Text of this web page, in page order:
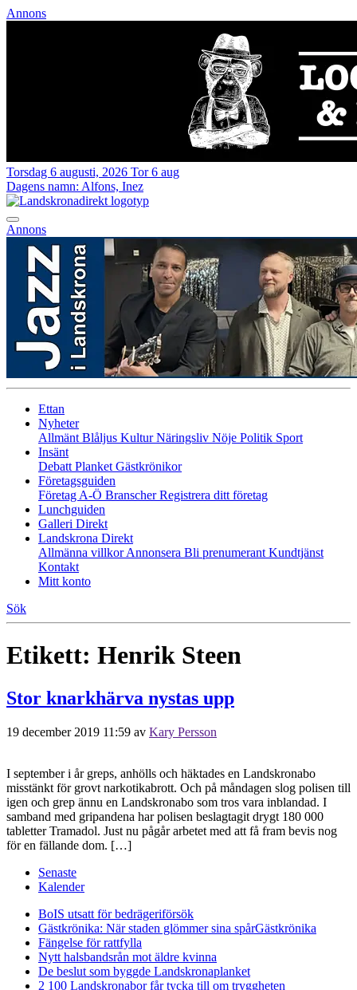
Annons
Torsdag 6 augusti, 2026 Tor 6 aug
Dagens namn: Alfons, Inez
Annons
Ettan
Nyheter
Allmänt Blåljus KulturNäringsliv Nöje Politik Sport
Insänt
Debatt Planket Gästkrönikor
Företagsguiden
Företag A-Ö BranscherRegistrera ditt företag
Lunchguiden
Galleri Direkt
Landskrona Direkt
Allmänna villkorAnnonsera Bli prenumerant Kundtjänst
Kontakt
Mitt konto
Sök
Etikett: Henrik Steen
Stor knarkhärva nystas upp
19 december 2019 11:59 av Kary Persson
I september i år greps, anhölls och häktades en Landskronabo
misstänkt för grovt narkotikabrott. Och på måndagen slog polisen till
igen och grep ännu en Landskronabo som tros vara inblandad. I
samband med gripandena har polisen beslagtagit drygt 180 000
tabletter Tramadol. Just nu pågår arbetet med att få fram bevis nog
för en fällande dom. […]
Senaste
Kalender
BoIS utsatt för bedrägeriförsök
Gästkrönika: När staden glömmer sina spårGästkrönika
Fängelse för rattfylla
Nytt halsbandsrån mot äldre kvinna
De beslut som byggde Landskronaplanket
2 100 Landskronabor får tycka till om tryggheten